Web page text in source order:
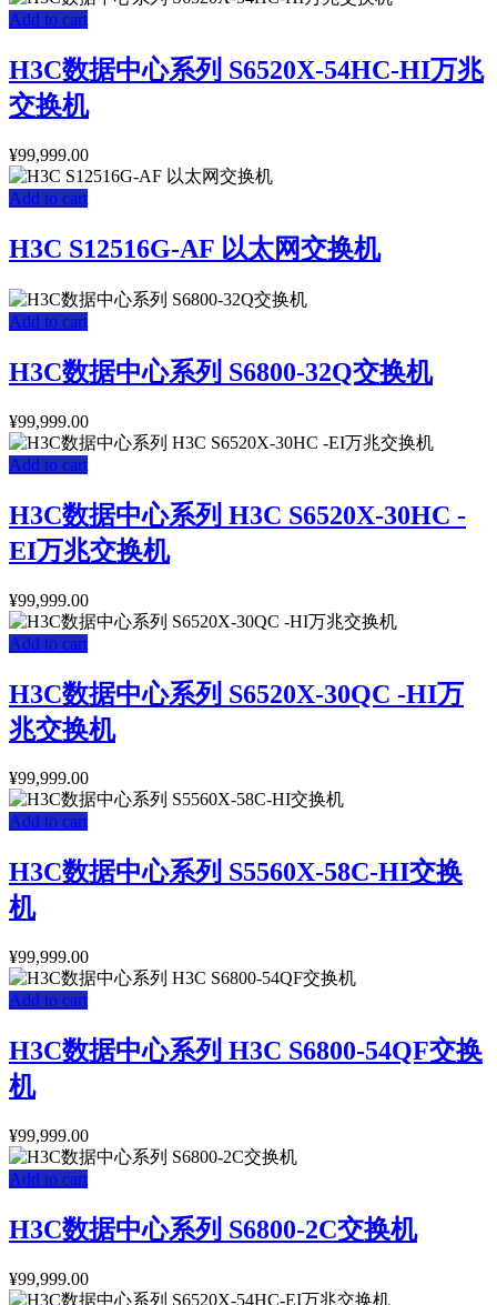
Add to cart
H3C数据中心系列 S6520X-54HC-HI万兆
交换机
¥99,999.00
Add to cart
H3C S12516G-AF 以太网交换机
Add to cart
H3C数据中心系列 S6800-32Q交换机
¥99,999.00
Add to cart
H3C数据中心系列 H3C S6520X-30HC -
EI万兆交换机
¥99,999.00
Add to cart
H3C数据中心系列 S6520X-30QC -HI万
兆交换机
¥99,999.00
Add to cart
H3C数据中心系列 S5560X-58C-HI交换
机
¥99,999.00
Add to cart
H3C数据中心系列 H3C S6800-54QF交换
机
¥99,999.00
Add to cart
H3C数据中心系列 S6800-2C交换机
¥99,999.00